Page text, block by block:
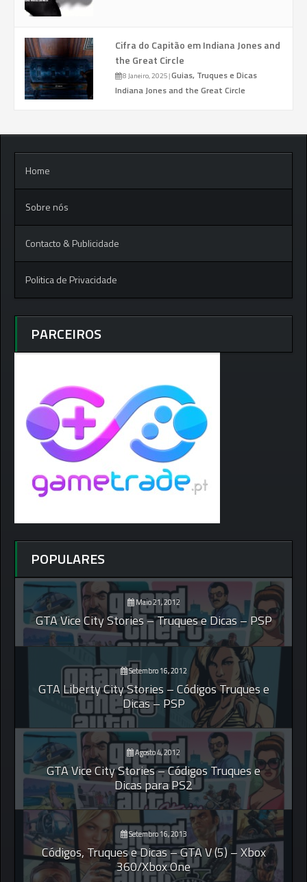
Cifra do Capitão em Indiana Jones and
the Great Circle
8 Janeiro, 2025|Guias, Truques e Dicas
Indiana Jones and the Great Circle
Home
Sobre nós
Contacto & Publicidade
Politica de Privacidade
PARCEIROS
POPULARES
Maio 21, 2012
GTA Vice City Stories – Truques e Dicas – PSP
Setembro 16, 2012
GTA Liberty City Stories – Códigos Truques e
Dicas – PSP
Agosto 4, 2012
GTA Vice City Stories – Códigos Truques e
Dicas para PS2
Setembro 16, 2013
Códigos, Truques e Dicas – GTA V (5) – Xbox
360/Xbox One